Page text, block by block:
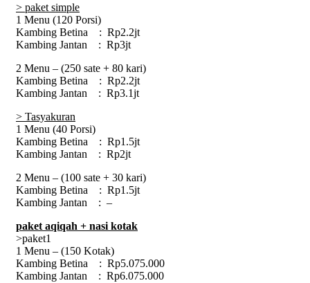
> paket simple
1 Menu (120 Porsi)
Kambing Betina : Rp2.2jt
Kambing Jantan : Rp3jt
2 Menu – (250 sate + 80 kari)
Kambing Betina : Rp2.2jt
Kambing Jantan : Rp3.1jt
> Tasyakuran
1 Menu (40 Porsi)
Kambing Betina : Rp1.5jt
Kambing Jantan : Rp2jt
2 Menu – (100 sate + 30 kari)
Kambing Betina : Rp1.5jt
Kambing Jantan : –
paket aqiqah + nasi kotak
>paket1
1 Menu – (150 Kotak)
Kambing Betina : Rp5.075.000
Kambing Jantan : Rp6.075.000